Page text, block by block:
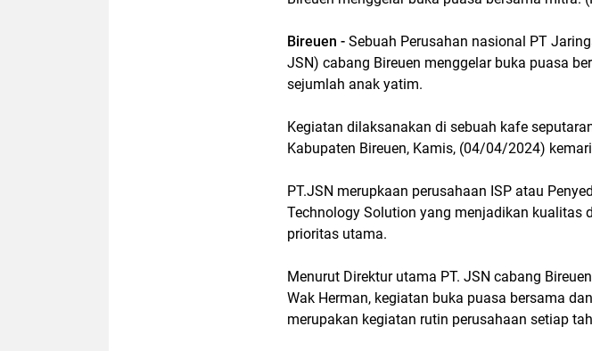
Bireuen - Sebuah Perusahan nasional PT
JSN) cabang Bireuen menggelar buka puasa
sejumlah anak yatim.
Kegiatan dilaksanakan di sebuah kafe
Kabupaten Bireuen, Kamis, (04/04/2024)
PT.JSN merupkaan perusahaan ISP atau
Technology Solution yang menjadikan kualitas
prioritas utama.
Menurut Direktur utama PT. JSN cabang
Wak Herman, kegiatan buka puasa bersama
merupakan kegiatan rutin perusahaan setiap